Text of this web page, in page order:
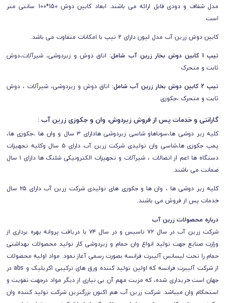
مدل شفاف و دودی قابل ارائه می باشند. ابعاد کابین دوش 150*100 سانتی متر
است.
کابین دوش زرین آب مدل لیون دارای 2 تیپ با امکانات متفاوت می باشد.
تیپ 1 کابین دوش بخار زرین آب شامل:
اتاق دوش و زیردوشی، شيرآلات،دوش
ثابت و متحرک
تیپ 2 کابین دوش بخار زرین آب شامل:
اتاق دوش و زیردوشی، شيرآلات ، دوش
ثابت و متحرک ،جکوزی
گارانتی و خدمات پس از فروش زیردوش، وان و جکوزی زرین آب :
کلیه زیر دوشی ها،سوناهاو شاسی زیردوشی هادارای ۳ سال و وان ها ،جکوزی ها،
پمپ جکوزی ها،شاسی وان تولیدی شرکت زرین آب دارای ۵ سال وکلیه تجهیزات
دستگاه ها اعم از اتصالات ، شیرآلات و تجهیزات الکترونیکی شلنگ ها دارای ۱ سال
ضمانت می باشند.
کلیه زیر دوشی ها ، وان ها و جکوزی های تولیدی شرکت زرین آب دارای ۲۵ سال
خدمات پس از فروش می باشند.
درباره محصولات زرین آب
شرکت زرین آب در سال ۷۲ تاسیس و در سال ۷۴ با دریافت پروانه بهره برداری از
وزارت صنایع جهت تولید انواع وان حمام و زیردوشی کار تولید محصولات بهداشتی
حمام را تحت لیسانس آلیبرت فرانسه بصورت رسمی آغاز نمود. مواد اولیه محصولات
از شرکت آلیبرت فرانسه که اولین تولید کننده ورق های ترکیبی اکریلیک و abs در
جهان است خریداری شده، که مزیت مهم آن بی نیازی از دیگر مواد درجهت تقویت و
استحکام وان میباشد. شرکت زرین آب هم اکنون بزرگترین شرکت تولید کننده وان